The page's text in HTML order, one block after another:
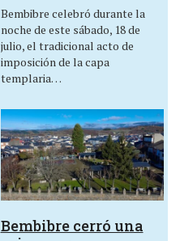
Bembibre celebró durante la
noche de este sábado, 18 de
julio, el tradicional acto de
imposición de la capa
templaria…
Bembibre cerró una